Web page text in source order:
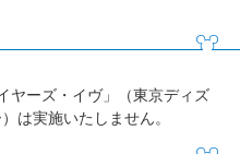
ヤーズ・イヴ」（東京ディズ
は実施いたしません。